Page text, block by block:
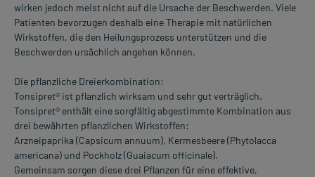
wirken jedoch meist nicht auf die Ursache der Beschwerden. Viele
Patienten bevorzugen deshalb eine Therapie mit natürlichen
Wirkstoffen, die den Heilungsprozess unterstützen und die
Beschwerden ursächlich angehen können.
Die pflanzliche Dreierkombination:
Tonsipret® ist pflanzlich wirksam und sehr gut verträglich.
Tonsipret® enthält eine sorgfältig abgestimmte Kombination aus
drei bewährten pflanzlichen Wirkstoffen:
Arzneipaprika (Capsicum annuum), Kermesbeere (Phytolacca
americana) und Pockholz (Guaiacum officinale).
Gemeinsam sorgen diese drei Pflanzen für eine effektive,